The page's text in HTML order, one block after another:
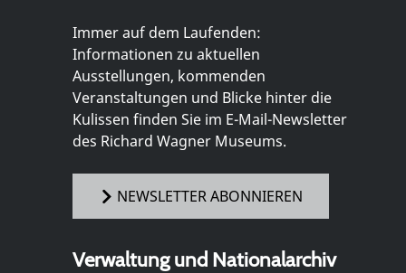
Immer auf dem Laufenden:
Informationen zu aktuellen
Ausstellungen, kommenden
Veranstaltungen und Blicke hinter die
Kulissen finden Sie im E-Mail-Newsletter
des Richard Wagner Museums.
NEWSLETTER ABONNIEREN
Verwaltung und Nationalarchiv